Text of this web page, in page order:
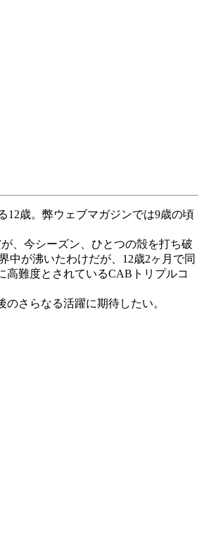
12歳。弊ウェブマガジンでは9歳の頃
、今シーズン、ひとつの殻を打ち破
中が沸いたわけだが、12歳2ヶ月で同
高難度とされているCABトリプルコ
さらなる活躍に期待したい。